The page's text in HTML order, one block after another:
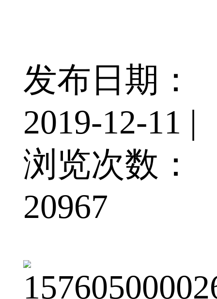
发布日期：
2019-12-11 |
浏览次数：
20967